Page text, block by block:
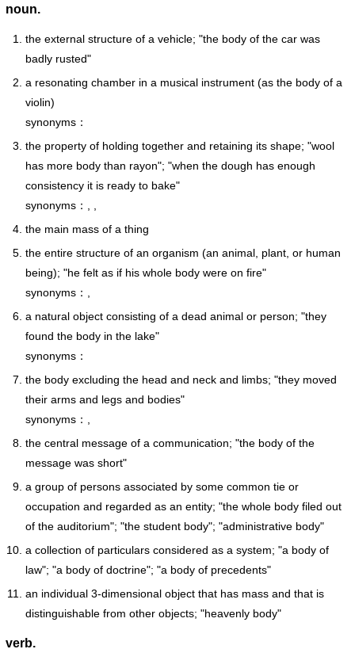
noun.
the external structure of a vehicle; "the body of the car was
badly rusted"
a resonating chamber in a musical instrument (as the body of a
violin)
synonyms：
the property of holding together and retaining its shape; "wool
has more body than rayon"; "when the dough has enough
consistency it is ready to bake"
synonyms：, ,
the main mass of a thing
the entire structure of an organism (an animal, plant, or human
being); "he felt as if his whole body were on fire"
synonyms：,
a natural object consisting of a dead animal or person; "they
found the body in the lake"
synonyms：
the body excluding the head and neck and limbs; "they moved
their arms and legs and bodies"
synonyms：,
the central message of a communication; "the body of the
message was short"
a group of persons associated by some common tie or
occupation and regarded as an entity; "the whole body filed out
of the auditorium"; "the student body"; "administrative body"
a collection of particulars considered as a system; "a body of
law"; "a body of doctrine"; "a body of precedents"
an individual 3-dimensional object that has mass and that is
distinguishable from other objects; "heavenly body"
verb.